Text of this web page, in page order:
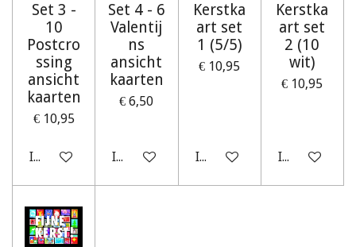
Set 3 -
10
Postcro
ssing
ansicht
kaarten
€ 10,95
In winkelwagen
Set 4 - 6
Valentij
ns
ansicht
kaarten
€ 6,50
In winkelwagen
Kerstka
art set
1 (5/5)
€ 10,95
In winkelwagen
Kerstka
art set
2 (10
wit)
€ 10,95
In